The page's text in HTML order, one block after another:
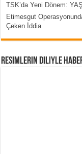
TSK’da Yeni Dönem:
Etimesgut
Çeken İddia
Resimlerin Diliyle